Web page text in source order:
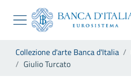
Skip to Main Content
Vai al sito istituzionale
Vai al menu di navigazione
Vai alla ricerca
Vai al footer
Collezione d'arte Banca d'Italia
Giulio Turcato